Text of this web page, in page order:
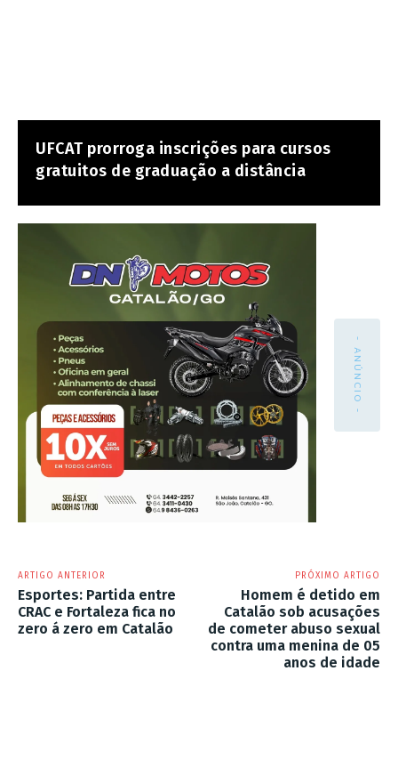
UFCAT prorroga inscrições para cursos
gratuitos de graduação a distância
- ANÚNCIO -
ARTIGO ANTERIOR
Esportes: Partida entre
CRAC e Fortaleza fica no
zero á zero em Catalão
PRÓXIMO ARTIGO
Homem é detido em
Catalão sob acusações
de cometer abuso sexual
contra uma menina de 05
anos de idade